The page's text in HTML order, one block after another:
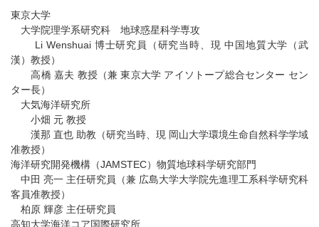
東京大学
大学院理学系研究科 地球惑星科学専攻
Li Wenshuai 博士研究員（研究当時、現 中国地質大学（武
漢）教授）
高橋 嘉夫 教授（兼 東京大学 アイソトープ総合センター セン
ター長）
大気海洋研究所
小畑 元 教授
漢那 直也 助教（研究当時、現 岡山大学環境生命自然科学学域
准教授）
海洋研究開発機構（JAMSTEC）物質地球科学研究部門
中田 亮一 主任研究員（兼 広島大学大学院先進理工系科学研究科
客員准教授）
柏原 輝彦 主任研究員
高知大学海洋コア国際研究所